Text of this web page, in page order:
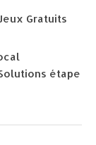
Gratuits
étape